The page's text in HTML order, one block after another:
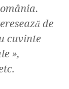
de
cuvinte
»,